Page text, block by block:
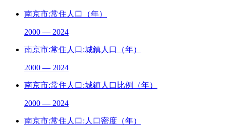
南京市:常住人口（年）
2000 — 2024
南京市:常住人口:城鎮人口（年）
2000 — 2024
南京市:常住人口:城鎮人口比例（年）
2000 — 2024
南京市:常住人口:人口密度（年）